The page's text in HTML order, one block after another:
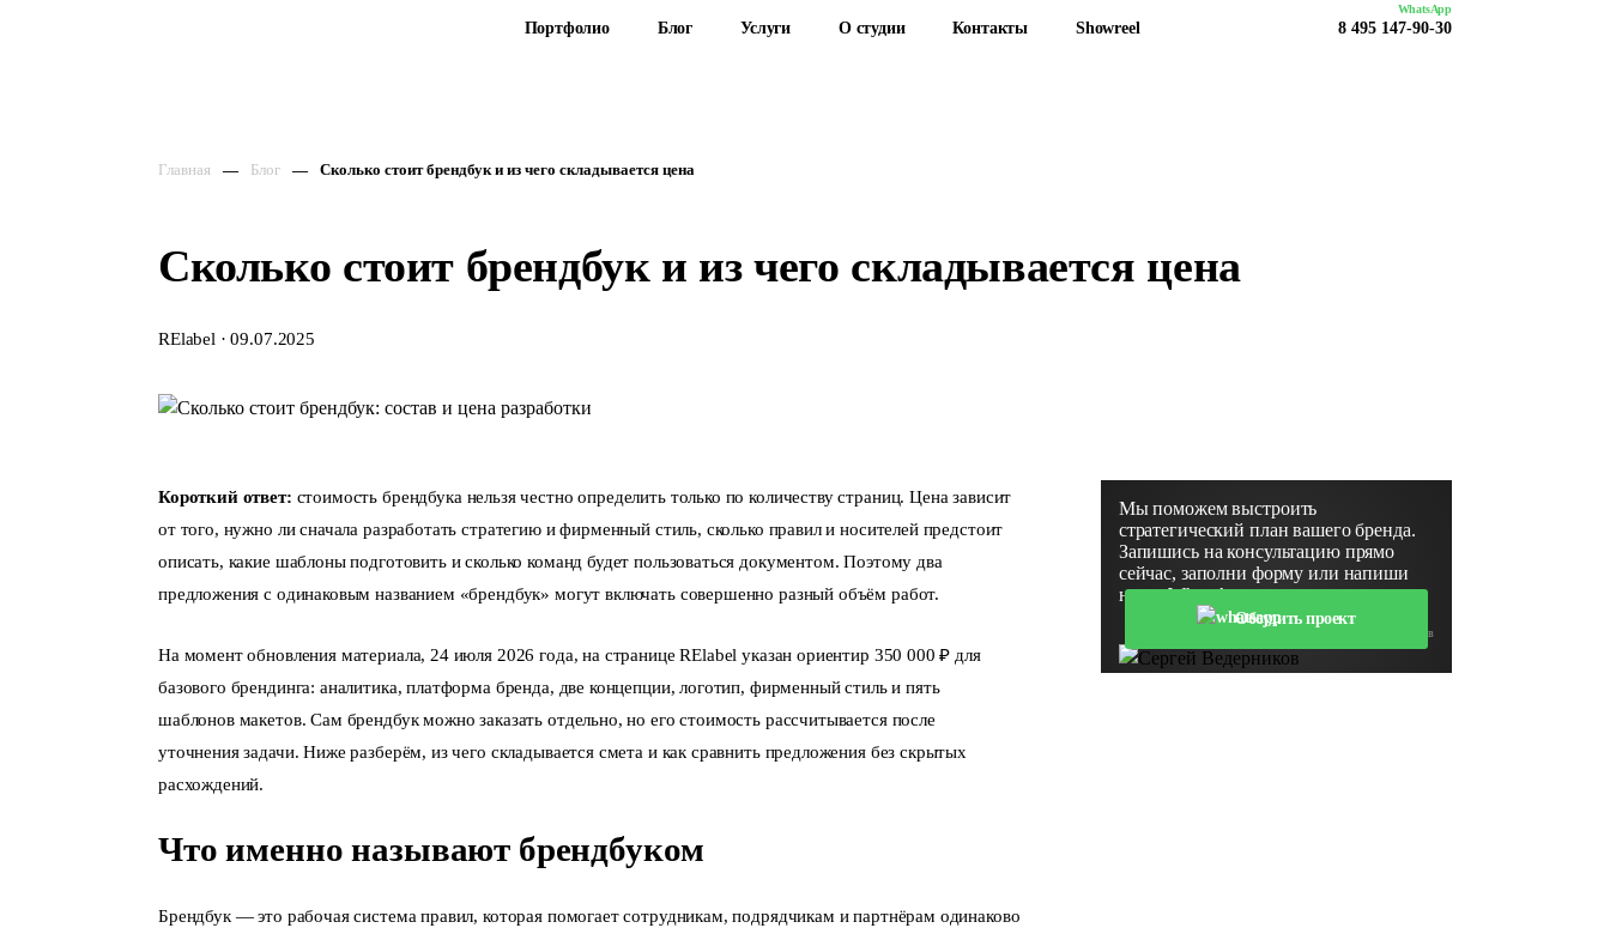
Портфолио Блог Услуги О студии Контакты Showreel
WhatsApp
8 495 147-90-30
Главная Блог Сколько стоит брендбук и из чего складывается цена
Сколько стоит брендбук и из чего складывается цена
RElabel ·09.07.2025
Короткий ответ: стоимость брендбука нельзя честно определить только по количеству страниц. Цена зависит
от того, нужно ли сначала разработать стратегию и фирменный стиль, сколько правил и носителей предстоит
описать, какие шаблоны подготовить и сколько команд будет пользоваться документом. Поэтому два
предложения с одинаковым названием «брендбук» могут включать совершенно разный объём работ.
На момент обновления материала, 24 июля 2026 года, на странице RElabel указан ориентир 350 000 ₽ для
базового брендинга: аналитика, платформа бренда, две концепции, логотип, фирменный стиль и пять
шаблонов макетов. Сам брендбук можно заказать отдельно, но его стоимость рассчитывается после
уточнения задачи. Ниже разберём, из чего складывается смета и как сравнить предложения без скрытых
расхождений.
Что именно называют брендбуком
Брендбук — это рабочая система правил, которая помогает сотрудникам, подрядчикам и партнёрам одинаково
Мы поможем выстроить
стратегический план вашего бренда.
Запишись на консультацию прямо
сейчас, заполни форму или напиши
нам в WhatsApp
Обсудить проект
Сергей Ведерников